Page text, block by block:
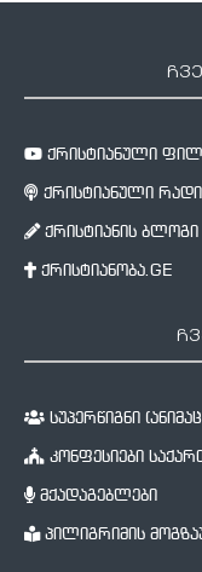
ქრისტიანული
ქრისტიანული
ქრისტიანის ბლოგი
ქრისტიანობა.GE
სუპერწიგნი
კონფესიები
მქადაგებლები
პილიგრიმის